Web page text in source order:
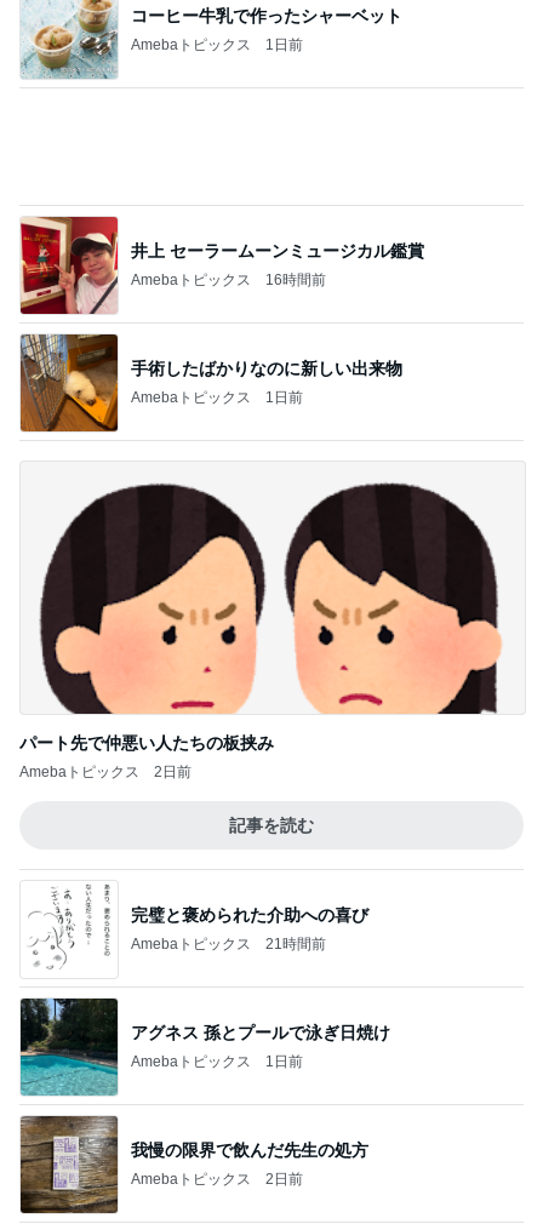
手術したばかりなのに新しい出来物
Amebaトピックス 1日前
パート先で仲悪い人たちの板挟み
Amebaトピックス
完璧と褒められた介助への喜び
Amebaトピックス 21時間前
アグネス 孫とプールで泳ぎ日焼け
Amebaトピックス
Amebaトピックス 2日前
見られて大満足の楽しそうな顔
Amebaトピックス 1日前